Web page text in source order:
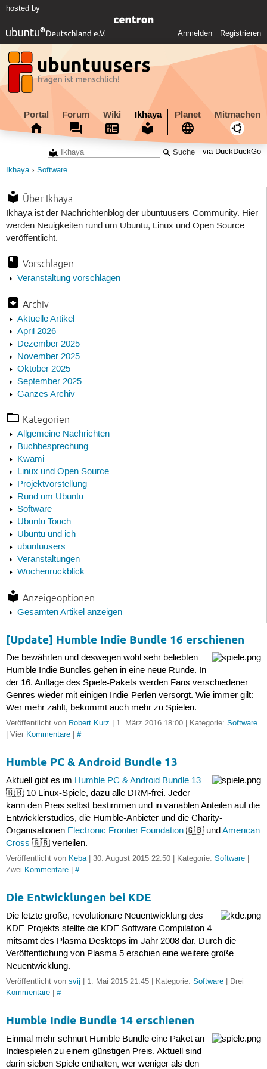
hosted by
Anmelden Registrieren
Portal Forum Wiki Ikhaya Planet Mitmachen
via DuckDuckGo
Ikhaya Software
Über Ikhaya
Ikhaya ist der Nachrichtenblog der ubuntuusers-Community. Hier
werden Neuigkeiten rund um Ubuntu, Linux und Open Source
veröffentlicht.
Vorschlagen
Veranstaltung vorschlagen
Archiv
Aktuelle Artikel
April 2026
Dezember 2025
November 2025
Oktober 2025
September 2025
Ganzes Archiv
Kategorien
Allgemeine Nachrichten
Buchbesprechung
Kwami
Linux und Open Source
Projektvorstellung
Rund um Ubuntu
Software
Ubuntu Touch
Ubuntu und ich
ubuntuusers
Veranstaltungen
Wochenrückblick
Anzeigeoptionen
Gesamten Artikel anzeigen
[Update] Humble Indie Bundle 16 erschienen
Die bewährten und deswegen wohl sehr beliebten
Humble Indie Bundles gehen in eine neue Runde. In
der 16. Auflage des Spiele-Pakets werden Fans verschiedener
Genres wieder mit einigen Indie-Perlen versorgt. Wie immer gilt:
Wer mehr zahlt, bekommt auch mehr zu Spielen.
Veröffentlicht von Robert.Kurz | 1. März 2016 18:00 | Kategorie: Software
| Vier Kommentare| #
Humble PC & Android Bundle 13
Aktuell gibt es im Humble PC & Android Bundle 13
🇬🇧 10 Linux-Spiele, dazu alle DRM-frei. Jeder
kann den Preis selbst bestimmen und in variablen Anteilen auf die
Entwicklerstudios, die Humble-Anbieter und die Charity-
Organisationen Electronic Frontier Foundation🇬🇧 undAmerican
Cross 🇬🇧 verteilen.
Veröffentlicht von Keba| 30. August 2015 22:50 | Kategorie: Software|
Zwei Kommentare| #
Die Entwicklungen bei KDE
Die letzte große, revolutionäre Neuentwicklung des
KDE-Projekts stellte die KDE Software Compilation 4
mitsamt des Plasma Desktops im Jahr 2008 dar. Durch die
Veröffentlichung von Plasma 5 erschien eine weitere große
Neuentwicklung.
Veröffentlicht von svij | 1. Mai 2015 21:45 | Kategorie: Software| Drei
Kommentare| #
Humble Indie Bundle 14 erschienen
Einmal mehr schnürt Humble Bundle eine Paket an
Indiespielen zu einem günstigen Preis. Aktuell sind
darin sieben Spiele enthalten; wer weniger als den